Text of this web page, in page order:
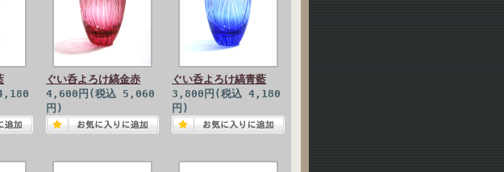
ぐい呑よろけ縞金赤
4,600円(税込 5,060
円)
ぐい呑よろけ縞青藍
3,800円(税込 4,180
円)